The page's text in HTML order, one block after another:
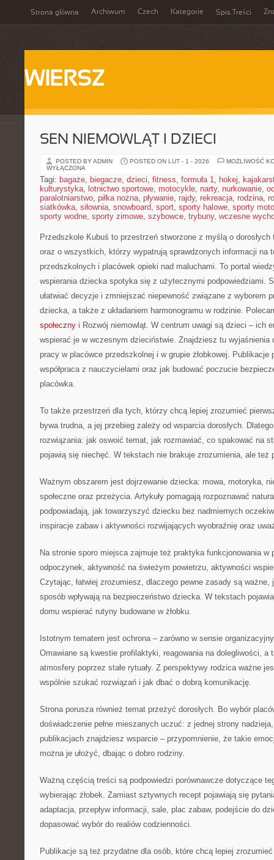
Strona główna Archiwum Czech Kategorie Spis Treści
WIERSZ
SEN NIEMOWLĄT I DZIECI
POSTED BY ADMIN POSTED ON LUT - 1 - 2026
MOŻLIWOŚĆ
WYŁĄCZONA
Tagi: bagaże, biegacze, dzieci, fitness, formuła 1, hokej,
kulturystyka, lotnictwo sportowe, motocykle, narty, nurkowanie,
paralotniarstwo, piłka nożna, pływanie, rajdy, rekreacja, rodzina,
siatkówka, siłownia, snowboard, sport, sporty halowe, sporty
sporty wodne, sporty zimowe, szybowce, trybuny, wczesne
Przedszkole Kubuś to przestrzeń stworzone z myślą o
oraz o wszystkich, którzy wypatrują sprawdzonych informacji na
przedszkolnych i placówek opieki nad maluchami. To portal
wspierania dziecka spotyka się z użytecznymi podpowiedziami.
ułatwiać decyzje i zmniejszać niepewność związane z wyborem
dziecka, a także z układaniem harmonogramu w rodzinie.
społeczny i Rozwój niemowląt. W centrum uwagi są dzieci – ich
wspierać je w wczesnym dzieciństwie. Znajdziesz tu
pracy w placówce przedszkolnej i w grupie żłobkowej.
współpraca z nauczycielami oraz jak budować poczucie
placówka.
To także przestrzeń dla tych, którzy chcą lepiej zrozumieć
bywa trudna, a jej przebieg zależy od wsparcia dorosłych.
rozwiązania: jak oswoić temat, jak rozmawiać, co spakować na
pojawią się niechęć. W tekstach nie brakuje zrozumienia, ale też
Ważnym obszarem jest dojrzewanie dziecka: mowa, motoryka,
społeczne oraz przeżycia. Artykuły pomagają rozpoznawać
podpowiadają, jak towarzyszyć dziecku bez nadmiernych
inspiracje zabaw i aktywności rozwijających wyobraźnię oraz
Na stronie sporo miejsca zajmuje też praktyka funkcjonowania w
odpoczynek, aktywność na świeżym powietrzu, aktywności
Czytając, łatwiej zrozumiesz, dlaczego pewne zasady są ważne,
sposób wpływają na bezpieczeństwo dziecka. W tekstach
domu wspierać rutyny budowane w żłobku.
Istotnym tematem jest ochrona – zarówno w sensie
Omawiane są kwestie profilaktyki, reagowania na dolegliwości, a
atmosfery poprzez stałe rytuały. Z perspektywy rodzica ważne
wspólnie szukać rozwiązań i jak dbać o dobrą komunikację.
Strona porusza również temat przeżyć dorosłych. Bo wybór
doświadczenie pełne mieszanych uczuć: z jednej strony
publikacjach znajdziesz wsparcie – przypomnienie, że takie
można je ułożyć, dbając o dobro rodziny.
Ważną częścią treści są podpowiedzi porównawcze dotyczące
wybierając żłobek. Zamiast sztywnych recept pojawiają się
adaptacja, przepływ informacji, sale, plac zabaw, podejście do
dopasować wybór do realiów codzienności.
Publikacje są też przydatne dla osób, które chcą lepiej